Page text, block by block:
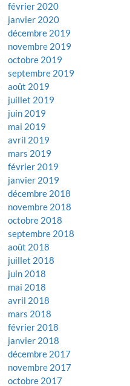
février 2020
janvier 2020
décembre 2019
novembre 2019
octobre 2019
septembre 2019
août 2019
juillet 2019
juin 2019
mai 2019
avril 2019
mars 2019
février 2019
janvier 2019
décembre 2018
novembre 2018
octobre 2018
septembre 2018
août 2018
juillet 2018
juin 2018
mai 2018
avril 2018
mars 2018
février 2018
janvier 2018
décembre 2017
novembre 2017
octobre 2017